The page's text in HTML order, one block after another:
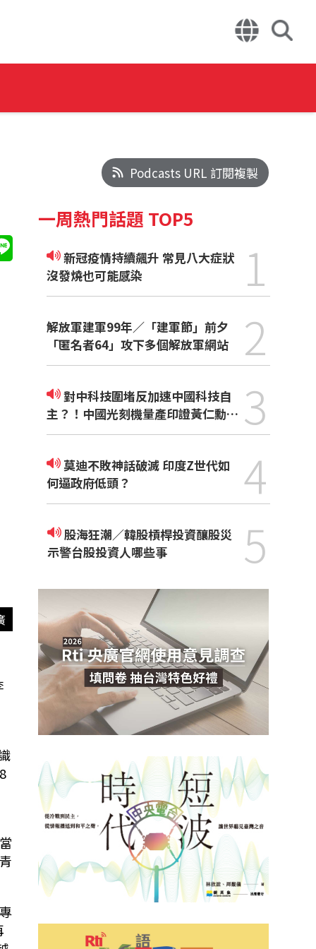
Podcasts URL 訂閱複製
一周熱門話題 TOP5
新冠疫情持續飆升 常見八大症狀
沒發燒也可能感染
1
解放軍建軍99年／「建軍節」前夕
「匿名者64」攻下多個解放軍網站
2
對中科技圍堵反加速中國科技自
主？！中國光刻機量產印證黃仁勳觀
點
3
莫迪不敗神話破滅 印度Z世代如
何逼政府低頭？
4
股海狂潮／韓股槓桿投資釀股災
示警台股投資人哪些事
5